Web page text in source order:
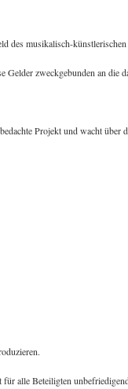
des musikalisch-
zweckgebunden an die
Projekt und wacht über
alle Beteiligten